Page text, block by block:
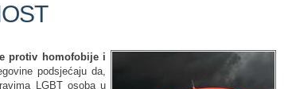
protiv homofobije i
podsjećaju da,
LGBT osoba u